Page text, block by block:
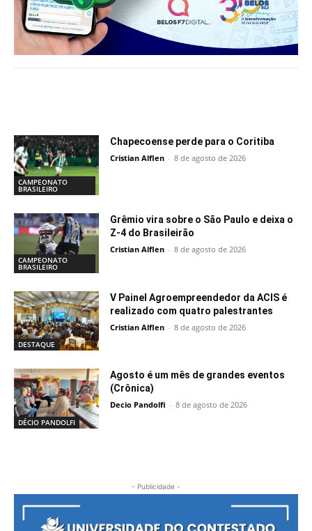
CAMPEONATO
BRASILEIRO
Chapecoense perde para o Coritiba
Cristian Alflen - 8 de agosto de 2026
CAMPEONATO
BRASILEIRO
Grêmio vira sobre o São Paulo e deixa o
Z-4 do Brasileirão
Cristian Alflen - 8 de agosto de 2026
DESTAQUE
V Painel Agroempreendedor da ACIS é
realizado com quatro palestrantes
Cristian Alflen - 8 de agosto de 2026
DÉCIO PANDOLFI
Agosto é um mês de grandes eventos
(Crônica)
Decio Pandolfi - 8 de agosto de 2026
- Publicidade -